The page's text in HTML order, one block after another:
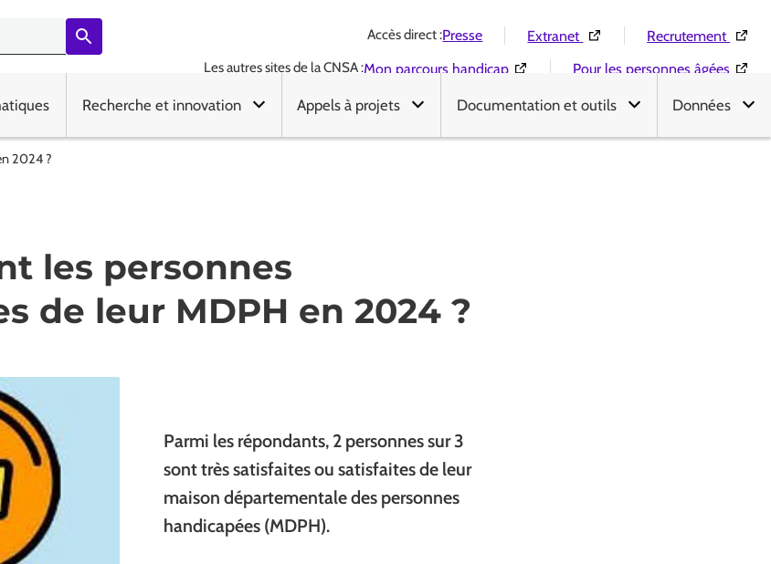
Accès direct :Presse Extranet (Ouverture dans une nouvelle
Recrutement
Les autres sites de la CNSA :Mon parcours handicap(Ouverture dans une nouvelle fenêtre)
Pour les personnes âgées
Recherche et innovation Appels à projets Documentation et outils Données
2024 ?
les personnes
de leur MDPH en 2024 ?
Parmi les répondants, 2 personnes sur 3
sont très satisfaites ou satisfaites de leur
maison départementale des personnes
handicapées (MDPH).